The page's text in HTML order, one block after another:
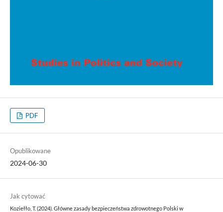
PDF
Opublikowane
2024-06-30
Jak cytować
Koziełło, T. (2024). Główne zasady bezpieczeństwa zdrowotnego Polski w